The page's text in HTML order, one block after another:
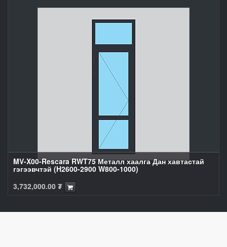
MV-X00-Rescara RWT75 Металл хаалга Дан хавтастай
гэгээвчтэй (H2600-2900 W800-1000)
3,732,000.00 ₮